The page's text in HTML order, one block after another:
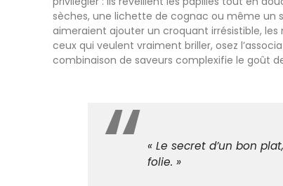
sèches, une lichette de cognac ou même un
aimeraient ajouter un croquant irrésistible,
ceux qui veulent vraiment briller, osez
combinaison de saveurs complexifie le goût
« Le secret d’un bon
folie. »